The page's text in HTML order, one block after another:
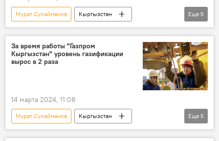
Мурат Сулайманов
Кыргызстан
ОсОО "Газпром Кыргызстан"
экономика
Арзымат Алдаяров
ТЭЦ-2 Бишкека
Еще 5
За время работы "Газпром
Кыргызстан" уровень газификации
вырос в 2 раза
14 марта 2024, 11:08
Мурат Сулайманов
Кыргызстан
ОсОО "Газпром Кыргызстан"
экономика
Еще 5